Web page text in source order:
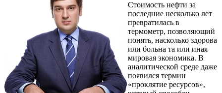
Стоимость нефти за
последние несколько лет
превратилась в
термометр, позволяющий
понять, насколько здорова
или больна та или иная
мировая экономика. В
аналитической среде даже
появился термин
«проклятие ресурсов»,